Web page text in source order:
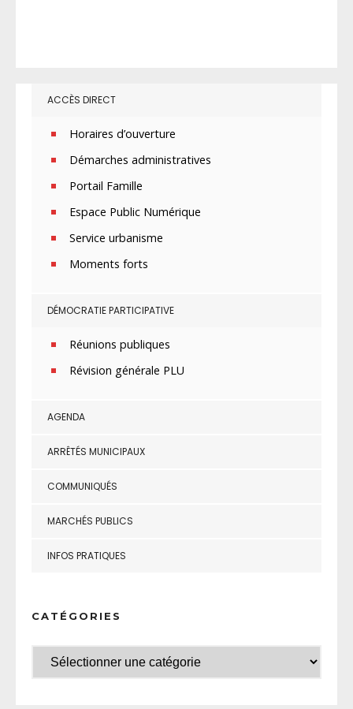
ACCÈS DIRECT
Horaires d’ouverture
Démarches administratives
Portail Famille
Espace Public Numérique
Service urbanisme
Moments forts
DÉMOCRATIE PARTICIPATIVE
Réunions publiques
Révision générale PLU
AGENDA
ARRÊTÉS MUNICIPAUX
COMMUNIQUÉS
MARCHÉS PUBLICS
INFOS PRATIQUES
CATÉGORIES